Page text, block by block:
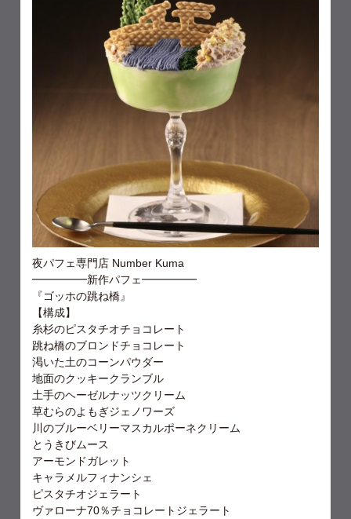
夜パフェ専門店 Number Kuma
━━━━━新作パフェ━━━━━
『ゴッホの跳ね橋』
【構成】
糸杉のピスタチオチョコレート
跳ね橋のブロンドチョコレート
渇いた土のコーンパウダー
地面のクッキークランブル
土手のヘーゼルナッツクリーム
草むらのよもぎジェノワーズ
川のブルーベリーマスカルポーネクリーム
とうきびムース
アーモンドガレット
キャラメルフィナンシェ
ピスタチオジェラート
ヴァローナ70％チョコレートジェラート